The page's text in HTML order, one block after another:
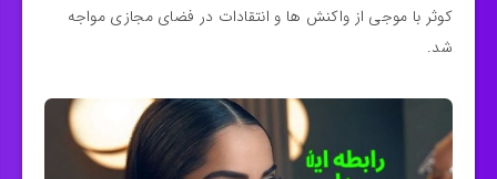
کوثر با موجی از واکنش‌ ها و انتقادات در فضای مجازی مواجه
شد.